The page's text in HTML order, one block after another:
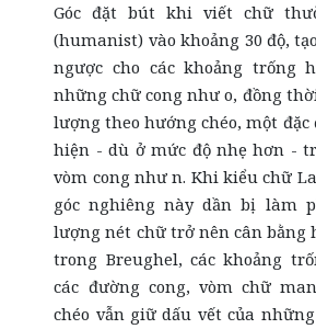
Góc đặt bút khi viết chữ
(humanist) vào khoảng 30 độ,
ngược cho các khoảng trống
những chữ cong như o, đồng
lượng theo hướng chéo, một
hiện - dù ở mức độ nhẹ hơn -
vòm cong như n. Khi kiểu chữ
góc nghiêng này dần bị làm
lượng nét chữ trở nên cân bằng
trong Breughel, các khoảng
các đường cong, vòm chữ
chéo vẫn giữ dấu vết của